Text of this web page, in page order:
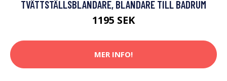
TVÄTTSTÄLLSBLANDARE, BLANDARE TILL BADRUM
1195 SEK
MER INFO!